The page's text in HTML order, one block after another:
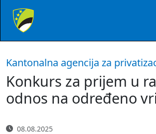
Kantonalna agencija za
Konkurs za prijem u
odnos na određeno
08.08.2025